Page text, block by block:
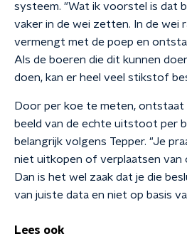
systeem. "Wat ik voorstel is dat
vaker in de wei zetten. In de wei
vermengt met de poep en
Als de boeren die dit kunnen
doen, kan er heel veel stikstof
Door per koe te meten, ontstaat
beeld van de echte uitstoot per
belangrijk volgens Tepper. "Je
niet uitkopen of verplaatsen van
Dan is het wel zaak dat je die
van juiste data en niet op basis
Lees ook